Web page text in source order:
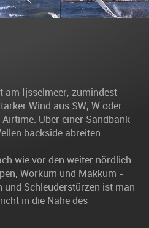
am Ijsselmeer, zumindest
Wind aus SW, W oder
Über einer Sandbank
backside abreiten.
wie vor den weiter nördlich
Workum und Makkum -
und Schleuderstürzen ist man
in die Nähe des